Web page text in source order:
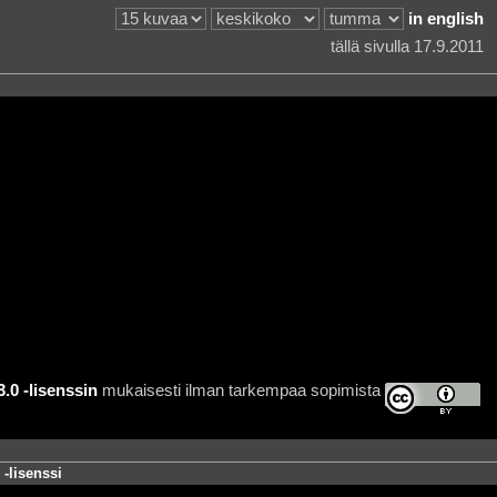
in english
tällä sivulla 17.9.2011
-lisenssinmukaisesti ilman tarkempaa sopimista
-lisenssi